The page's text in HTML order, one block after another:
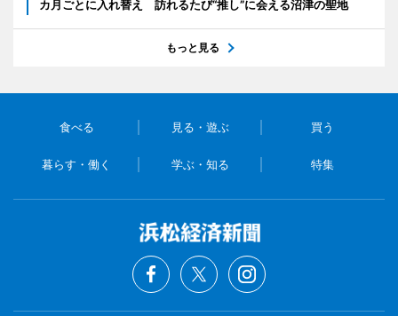
カ月ごとに入れ替え 訪れるたび“推し”に会える沼津の聖地
もっと見る
食べる 見る・遊ぶ 買う
暮らす・働く 学ぶ・知る 特集